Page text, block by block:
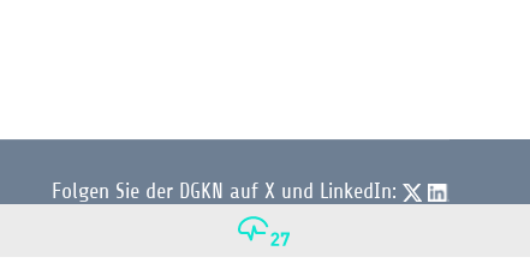
Folgen Sie der DGKN auf X und LinkedIn:
© 2026 DGKN | Privacy by Design